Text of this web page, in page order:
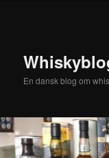
En dansk blog om